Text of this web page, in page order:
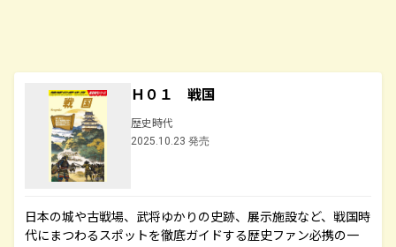
Ｈ０１ 戦国
歴史時代
2025.10.23 発売
日本の城や古戦場、武将ゆかりの史跡、展示施設など、戦国時
代にまつわるスポットを徹底ガイドする歴史ファン必携の一